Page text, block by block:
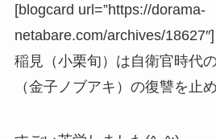
[blogcard url=”https://dorama-
netabare.com/archives/18627″]
稲見（小栗旬）は自衛官時代
（金子ノブアキ）の復讐を止